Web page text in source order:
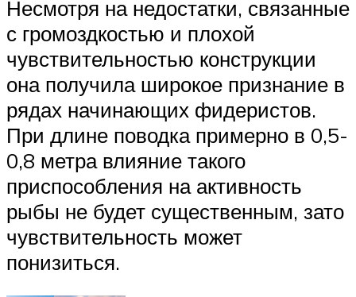
Несмотря на недостатки, связанные
с громоздкостью и плохой
чувствительностью конструкции
она получила широкое признание в
рядах начинающих фидеристов.
При длине поводка примерно в 0,5-
0,8 метра влияние такого
приспособления на активность
рыбы не будет существенным, зато
чувствительность может
понизиться.